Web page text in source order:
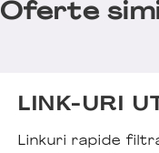
Oferte
LINK-URI
Linkuri rapide